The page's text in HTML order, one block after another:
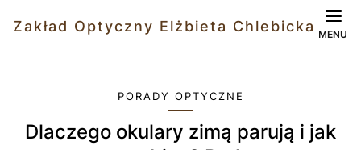
Zakład Optyczny Elżbieta Chlebicka MENU
PORADY OPTYCZNE
Dlaczego okulary zimą parują i jak